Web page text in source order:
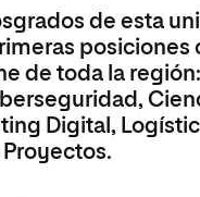
de esta
posiciones
de toda la
Digital,